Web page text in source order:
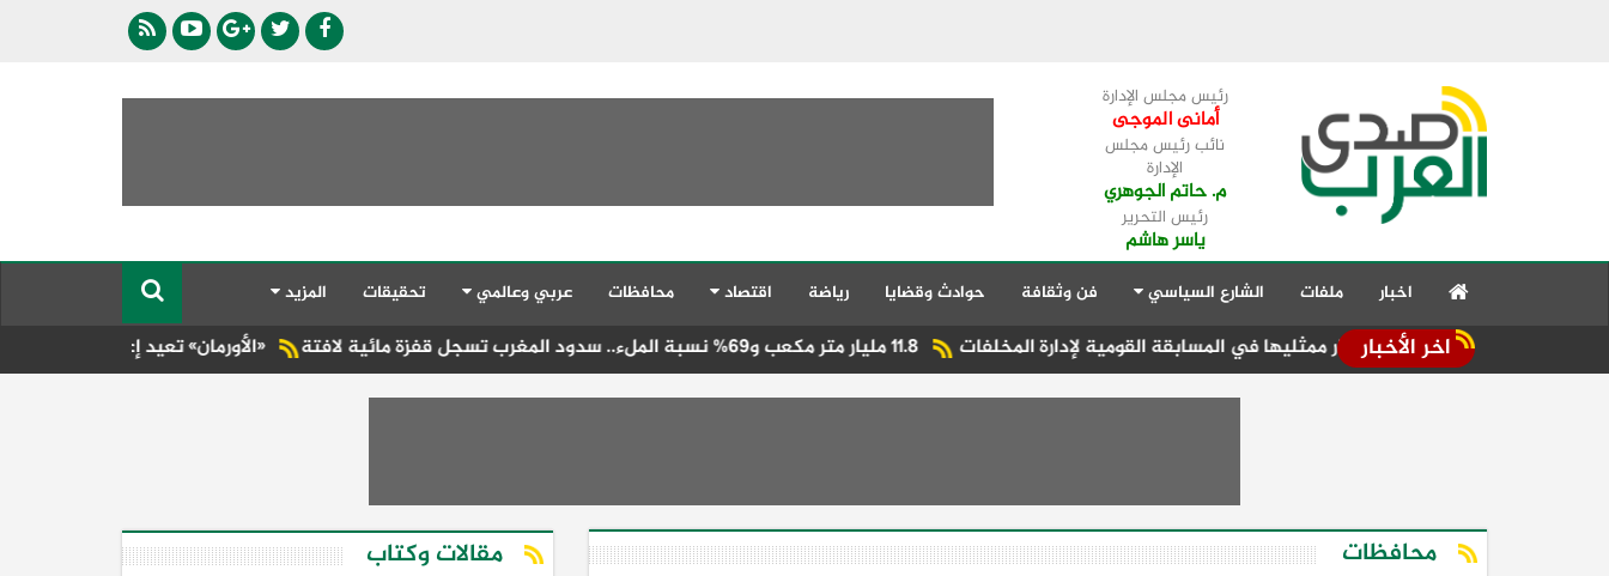
رئيس مجلس الإدارة
أمانى الموجى
نائب رئيس مجلس
الإدارة
م. حاتم الجوهري
رئيس التحرير
ياسر هاشم
اخبار ملفات الشارع السياسي فن وثقافة حوادث وقضايا رياضة اقتصاد محافظات عربي وعالمي تحقيقات المزيد
اخر الأخبار «الأورمان» تعيد إعمار وتأثيث 37,992 منزلًا بمحافظات الجمهورية تحت إشراف «التضامن» 11.8 مليار متر مكعب و69% نسبة الملء.. سدود المغرب تسجل قفزة مائية لافتة لاختيار ممثليها في المسابقة القومية لإدارة المخلفات
محافظات مقالات وكتاب